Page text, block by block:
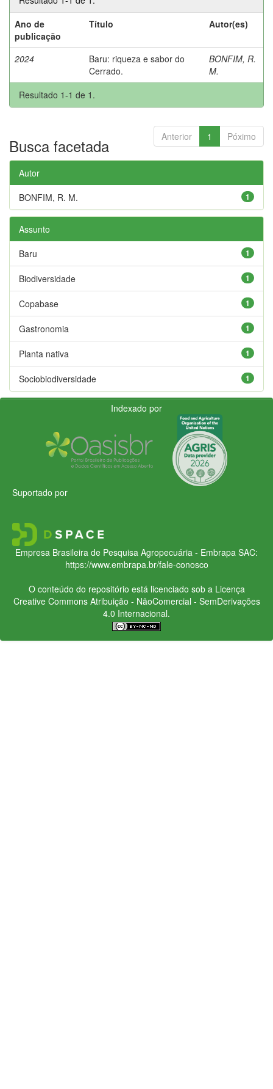
Ano de
publicação
Título Autor(es)
2024
Baru: riqueza e sabor do
Cerrado.
BONFIM, R.
M.
Resultado 1-1 de 1.
Anterior 1 Póximo
Busca facetada
Autor
1
BONFIM, R. M.
Assunto
1
Baru
1
Biodiversidade
1
Copabase
1
Gastronomia
1
Planta nativa
1
Sociobiodiversidade
Indexado por
Suportado por
Empresa Brasileira de Pesquisa Agropecuária - Embrapa SAC:
https://www.embrapa.br/fale-conosco
O conteúdo do repositório está licenciado sob a Licença
Creative CommonsAtribuição - NãoComercial - SemDerivações
4.0 Internacional.